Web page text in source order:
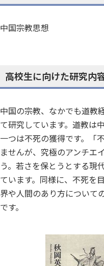
中国宗教思想
高校生に向けた研究内
中国の宗教、なかでも道教
て研究しています。道教は
一つは不死の獲得です。「
ませんが、究極のアンチエ
う。若さを保とうとする現
ています。同様に、不死を
界や人間のあり方について
です。